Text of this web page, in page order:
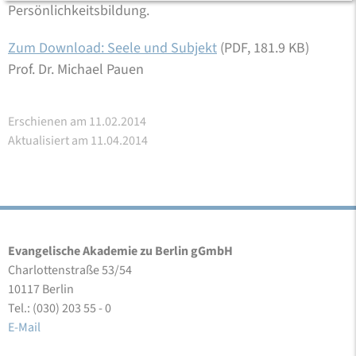
Persönlichkeitsbildung.
Zum Download: Seele und Subjekt (PDF, 181.9 KB)
Prof. Dr. Michael Pauen
Erschienen am 11.02.2014
Aktualisiert am 11.04.2014
Evangelische Akademie zu Berlin gGmbH
Charlottenstraße 53/54
10117 Berlin
Tel.: (030) 203 55 - 0
E-Mail